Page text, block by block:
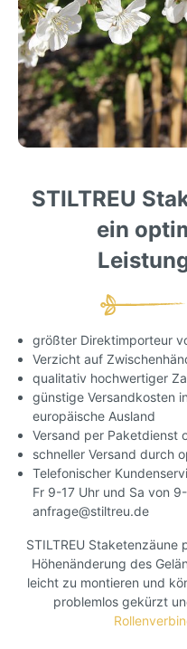
STILTREU
ein
größter Direktimporteur
Verzicht auf
qualitativ hochwertiger
günstige Versandkosten
europäische Ausland
Versand per Paketdienst
schneller Versand durch
Telefonischer
Fr 9-17 Uhr und Sa von
anfrage@stiltreu.de
STILTREU Staketenzäune
Höhenänderung des
leicht zu montieren und
problemlos gekürzt